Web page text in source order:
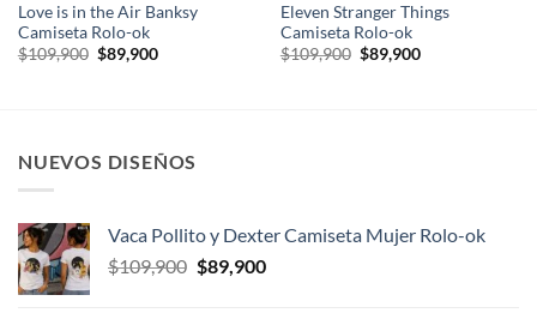
Love is in the Air Banksy
Camiseta Rolo-ok
$109,900 El
precio
$89,900El
Eleven Stranger Things
Camiseta Rolo-ok
$109,900 El
precio
$89,900El
NUEVOS DISEÑOS
Vaca Pollito y Dexter Camiseta Mujer Rolo-ok
$109,900 El
$89,900El